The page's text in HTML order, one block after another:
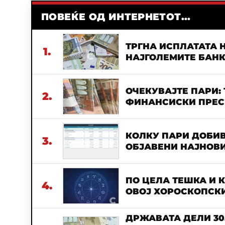
ПОВЕЌЕ ОД ИНТЕРНЕТОТ...
1.
ТРГНА ИСПЛАТАТА
НАЈГОЛЕМИТЕ
2.
ОЧЕКУВАЈТЕ
ФИНАНСИСКИ
3.
КОЛКУ ПАРИ
ОБЈАВЕНИ
4.
ПО ЦЕЛА ТЕШКА И
ОВОЈ
ДРЖАВАТА ДЕЛИ